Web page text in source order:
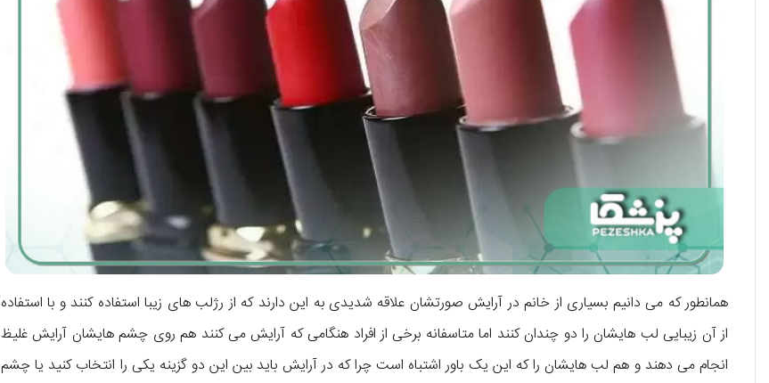
همانطور که می دانیم بسیاری از خانم در آرایش صورتشان علاقه شدیدی به این دارند که از رژلب های زیبا استفاده کنند و با استفاده
از آن زیبایی لب هایشان را دو چندان کنند اما متاسفانه برخی از افراد هنگامی که آرایش می کنند هم روی چشم هایشان آرایش غلیظ
انجام می دهند و هم لب هایشان را که این یک باور اشتباه است چرا که در آرایش باید بین این دو گزینه یکی را انتخاب کنید یا چشم